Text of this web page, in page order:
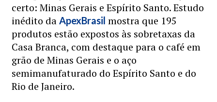
certo: Minas Gerais e Espírito Santo. Estudo
inédito da ApexBrasil mostra que 195
produtos estão expostos às sobretaxas da
Casa Branca, com destaque para o café em
grão de Minas Gerais e o aço
semimanufaturado do Espírito Santo e do
Rio de Janeiro.